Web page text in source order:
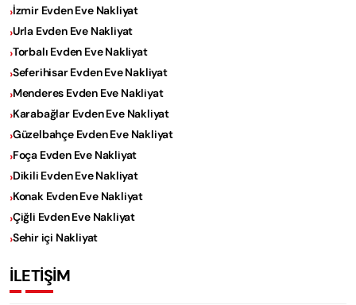
İzmir Evden Eve Nakliyat
Urla Evden Eve Nakliyat
Torbalı Evden Eve Nakliyat
Seferihisar Evden Eve Nakliyat
Menderes Evden Eve Nakliyat
Karabağlar Evden Eve Nakliyat
Güzelbahçe Evden Eve Nakliyat
Foça Evden Eve Nakliyat
Dikili Evden Eve Nakliyat
Konak Evden Eve Nakliyat
Çiğli Evden Eve Nakliyat
Sehir içi Nakliyat
İLETİŞİM